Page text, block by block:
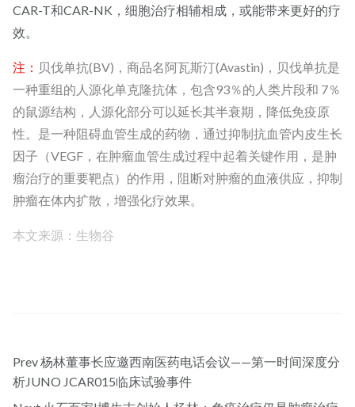
CAR-T和CAR-NK，细胞治疗相辅相成，或能带来更好的疗
效。
注： 贝伐单抗(BV)，商品名阿瓦斯汀(Avastin)，贝伐单抗是
一种重组的人源化单克隆抗体，包含93％的人类片段和 7％
的鼠源结构，人源化部分可以延长其半衰期，降低免疫原
性。是一种阻碍血管生成的药物，通过抑制抗血管内皮生长
因子（VEGF，在肿瘤血管生成过程中起着关键作用，是肿
瘤治疗的重要靶点）的作用，阻断对肿瘤的血液供应，抑制
肿瘤在体内扩散，增强化疗效果。
本文来源：生物谷
Prev杨林董事长应邀西南医药电话会议——第一时间深度分
析JUNO JCAR015临床试验事件